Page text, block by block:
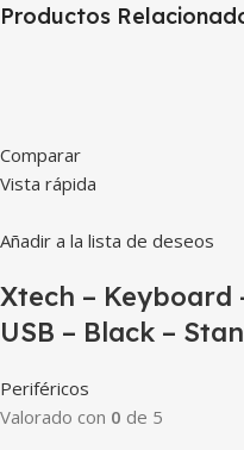
Productos
Comparar
Vista rápida
Añadir a la lista de deseos
Xtech – Keyboard
USB – Black –
Periféricos
Valorado con 0 de 5